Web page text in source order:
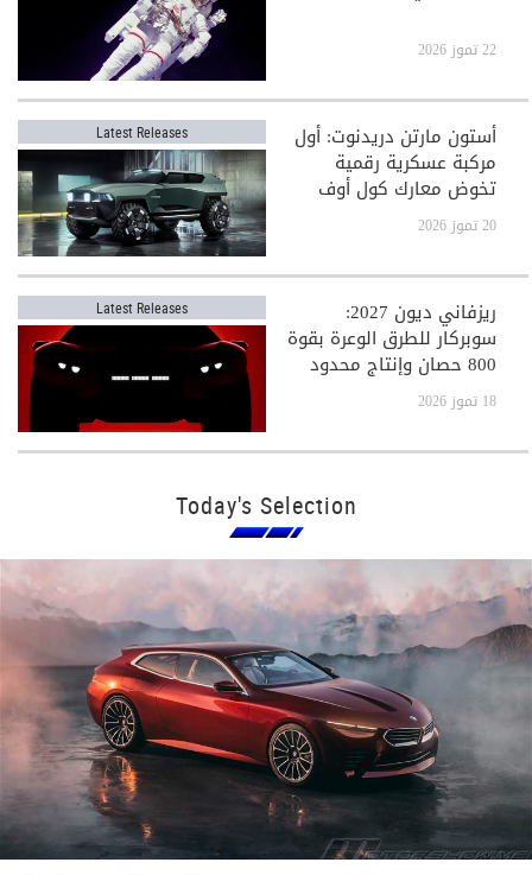
22 تموز 2026
Latest Releases أستون مارتن دريدنوت: أول
مركبة عسكرية رقمية
تخوض معارك كول أوف
ديوتي
20 تموز 2026
Latest Releases ريزفاني ديون 2027:
سوبركار للطرق الوعرة بقوة
800 حصان وإنتاج محدود
جدًا
18 تموز 2026
Today's Selection